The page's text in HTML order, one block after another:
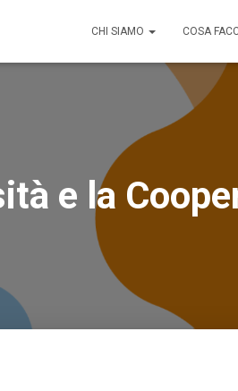
CHI SIAMO COSA
e la